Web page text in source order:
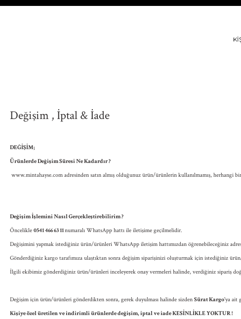
Değişim , İptal & İade
DEĞİŞİM;
Ürünlerde Değişim Süresi Ne Kadardır ?
www.mintahayse.com adresinden satın almış olduğunuz ürün/ürünlerin kullanılmamış, herhangi
Değişim İşlemini Nasıl Gerçekleştirebilirim ?
Öncelikle 0541 466 63 11numaralı WhatsApp hattı ile iletişime geçilmelidir.
Değişimini yapmak istediğiniz ürün/ürünleri WhatsApp iletişim hattımızdan öğrenebileceğiniz
Gönderdiğiniz kargo tarafımıza ulaştıktan sonra değişim siparişinizi oluşturmak için istediğiniz
İlgili ekibimiz gönderdiğiniz ürün/ürünleri inceleyerek onay vermeleri halinde, verdiğiniz sipariş
Değişim için ürün/ürünleri gönderdikten sonra, gerek duyulması halinde sizden Sürat Kargo'ya ait
Kişiye özel üretilen ve indirimli ürünlerde değişim, iptal ve iade KESİNLİKLE YOKTUR !